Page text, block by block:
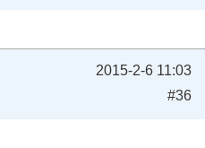
2015-2-6 11:03
#36